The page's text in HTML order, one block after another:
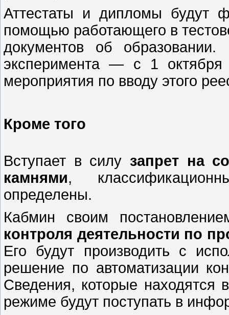
Аттестаты и дипломы будут
помощью работающего в
документов об
эксперимента — с 1
мероприятия по вводу этого
Кроме того
Вступает в силу запрет на
камнями,
определены.
Кабмин своим
контроля деятельности по
Его будут производить с
решение по автоматизации
Сведения, которые находятся
режиме будут поступать в